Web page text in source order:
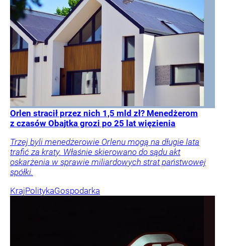
Orlen stracił przez nich 1,5 mld zł? Menedżerom
z czasów Obajtka grozi po 25 lat więzienia
Trzej byli menedżerowie Orlenu mogą na długie lata
trafić za kraty. Właśnie skierowano do sądu akt
oskarżenia w sprawie miliardowych strat państwowej
spółki.
KrajPolitykaGospodarka